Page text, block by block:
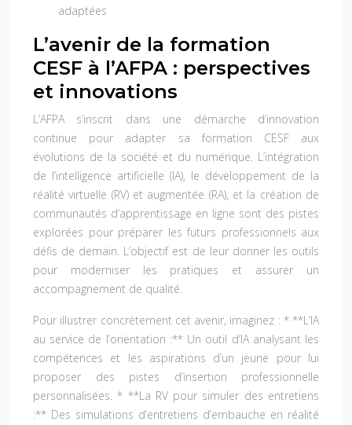
adaptées
L’avenir de la formation
CESF à l’AFPA : perspectives
et innovations
L’AFPA s’inscrit dans une démarche d’innovation
continue pour adapter sa formation CESF aux
évolutions de la société et du numérique. L’intégration
de l’intelligence artificielle (IA), le développement de la
réalité virtuelle (RV) et augmentée (RA), et la création de
communautés d’apprentissage en ligne sont des pistes
explorées pour préparer les futurs professionnels aux
défis de demain. L’objectif est de leur donner les outils
pour moderniser les pratiques et assurer un
accompagnement de qualité.
Pour illustrer concrètement cet avenir, imaginez : * **L’IA
au service de l’orientation :** Un outil d’IA analysant les
compétences et les aspirations d’un jeune pour lui
proposer des pistes d’insertion professionnelle
personnalisées. * **La RV pour simuler des entretiens
:** Des simulations d’entretiens d’embauche en réalité